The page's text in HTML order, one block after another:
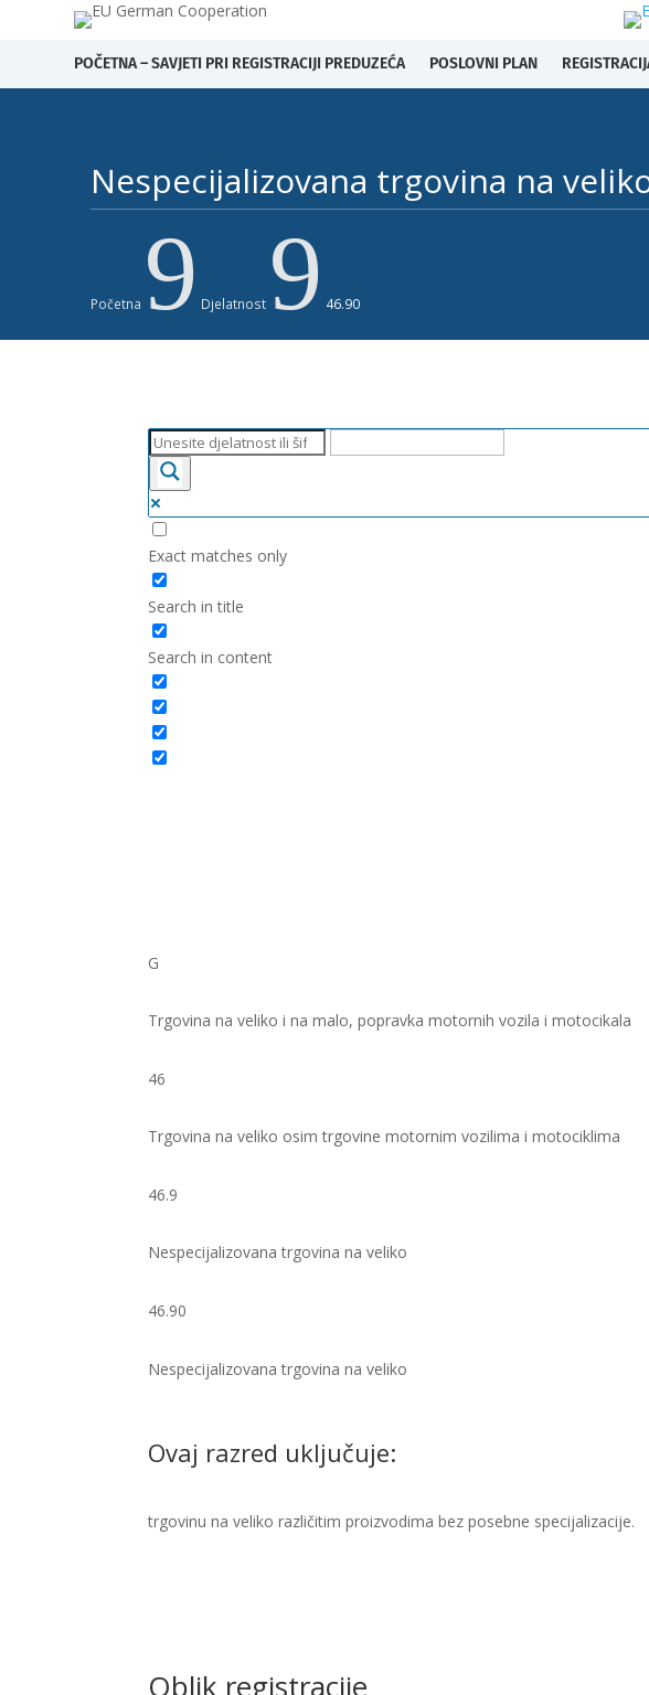
POČETNA – SAVJETI PRI REGISTRACIJI PREDUZEĆA POSLOVNI PLAN
Nespecijalizovana trgovina na
Početna 9 Djelatnost 9 46.90
Exact matches only
Search in title
Search in content
G
Trgovina na veliko i na malo, popravka motornih vozila i motocikala
46
Trgovina na veliko osim trgovine motornim vozilima i motociklima
46.9
Nespecijalizovana trgovina na veliko
46.90
Nespecijalizovana trgovina na veliko ​
Ovaj razred uključuje:
trgovinu na veliko različitim proizvodima bez posebne specijalizacije.​​
Oblik registracije